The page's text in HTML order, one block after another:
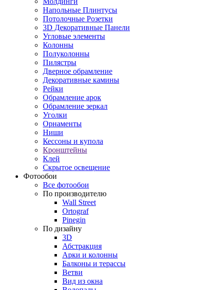
Напольные Плинтусы
Потолочные Розетки
3D Декоративные Панели
Угловые элементы
Колонны
Полуколонны
Пилястры
Дверное обрамление
Декоративные камины
Рейки
Обрамление арок
Обрамление зеркал
Уголки
Орнаменты
Ниши
Кессоны и купола
Кронштейны
Клей
Скрытое освещение
Фотообои
Все фотообои
По производителю
Wall Street
Ortograf
Pinegin
По дизайну
3D
Абстракция
Арки и колонны
Балконы и терассы
Ветви
Вид из окна